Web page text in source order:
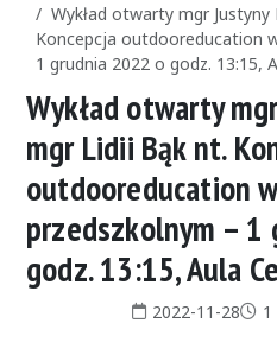
Wykład otwarty mgr
Koncepcja outdooreducation
1 grudnia 2022 o godz. 13:15,
Wykład otwarty
mgr Lidii Bąk nt.
outdooreducation
przedszkolnym –
godz. 13:15, Aula
Data publikacji:
2022-11-28